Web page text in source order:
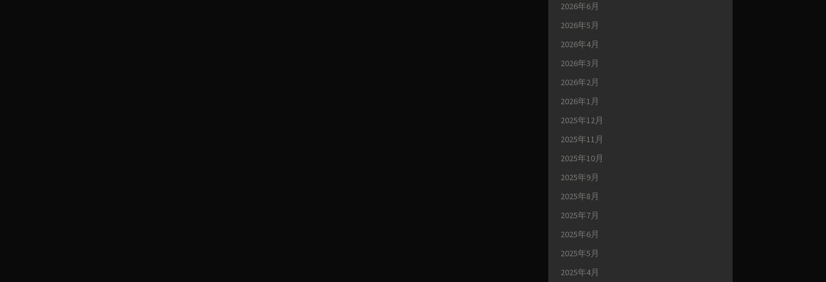
2026年6月
2026年5月
2026年4月
2026年3月
2026年2月
2026年1月
2025年12月
2025年11月
2025年10月
2025年9月
2025年8月
2025年7月
2025年6月
2025年5月
2025年4月